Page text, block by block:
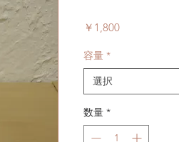
￥1,800価
容量 *
選択
数量 *